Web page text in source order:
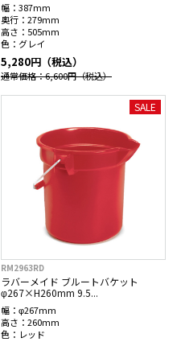
幅： 387mm
奥行： 279mm
高さ： 505mm
色： グレイ
5,280円（税込）
通常価格：6,600円（税込）
SALE
RM2963RD
ラバーメイド ブルートバケット
φ267×H260mm 9.5...
幅： φ267mm
高さ： 260mm
色： レッド